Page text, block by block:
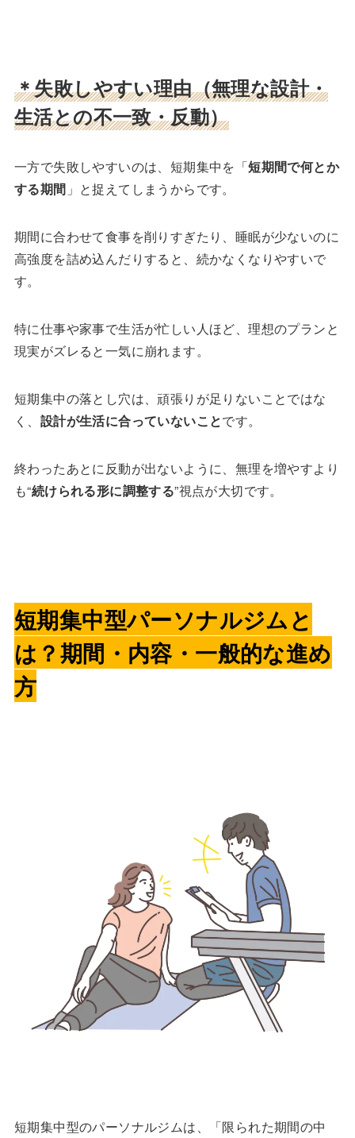
＊失敗しやすい理由（無理な設計・
生活との不一致・反動）
一方で失敗しやすいのは、短期集中を「短期間で何とか
する期間 」と捉えてしまうからです。
期間に合わせて食事を削りすぎたり、睡眠が少ないのに
高強度を詰め込んだりすると、続かなくなりやすいで
す。
特に仕事や家事で生活が忙しい人ほど、理想のプランと
現実がズレると一気に崩れます。
短期集中の落とし穴は、頑張りが足りないことではな
く、 設計が生活に合っていないことです。
終わったあとに反動が出ないように、無理を増やすより
も“続けられる形に調整する”視点が大切です。
短期集中型パーソナルジムと
は？期間・内容・一般的な進め
方
短期集中型のパーソナルジムは、「限られた期間の中